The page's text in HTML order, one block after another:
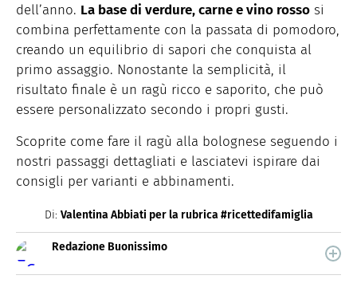
dell’anno. La base di verdure, carne e vino rosso si
combina perfettamente con la passata di pomodoro,
creando un equilibrio di sapori che conquista al
primo assaggio. Nonostante la semplicità, il
risultato finale è un ragù ricco e saporito, che può
essere personalizzato secondo i propri gusti.
Scoprite come fare il ragù alla bolognese seguendo i
nostri passaggi dettagliati e lasciatevi ispirare dai
consigli per varianti e abbinamenti.
Di: Valentina Abbiati per la rubrica #ricettedifamiglia
Redazione Buonissimo
quale trovi idee veloci, facili e spiegate passo passo.